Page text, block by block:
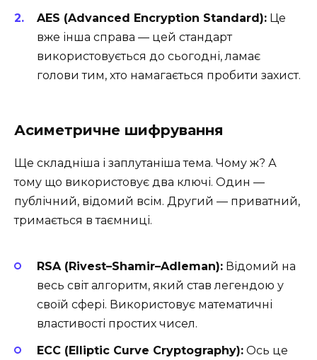
AES (Advanced Encryption Standard): Це
вже інша справа — цей стандарт
використовується до сьогодні, ламає
голови тим, хто намагається пробити захист.
Асиметричне шифрування
Ще складніша і заплутаніша тема. Чому ж? А
тому що використовує два ключі. Один —
публічний, відомий всім. Другий — приватний,
тримається в таємниці.
RSA (Rivest–Shamir–Adleman): Відомий на
весь світ алгоритм, який став легендою у
своїй сфері. Використовує математичні
властивості простих чисел.
ECC (Elliptic Curve Cryptography): Ось це